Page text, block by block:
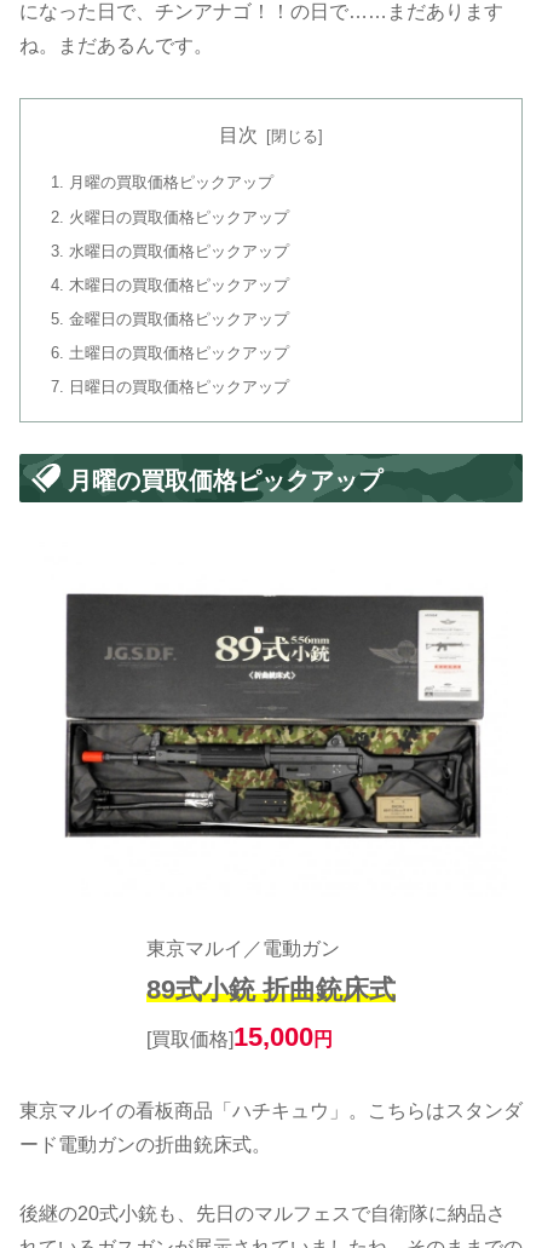
になった日で、チンアナゴ！！の日で……まだあります
ね。まだあるんです。
目次
月曜の買取価格ピックアップ
火曜日の買取価格ピックアップ
水曜日の買取価格ピックアップ
木曜日の買取価格ピックアップ
金曜日の買取価格ピックアップ
土曜日の買取価格ピックアップ
日曜日の買取価格ピックアップ
月曜の買取価格ピックアップ
東京マルイ／電動ガン
89式小銃 折曲銃床式
[買取価格]15,000円
東京マルイの看板商品「ハチキュウ」。こちらはスタンダ
ード電動ガンの折曲銃床式。
後継の20式小銃も、先日のマルフェスで自衛隊に納品さ